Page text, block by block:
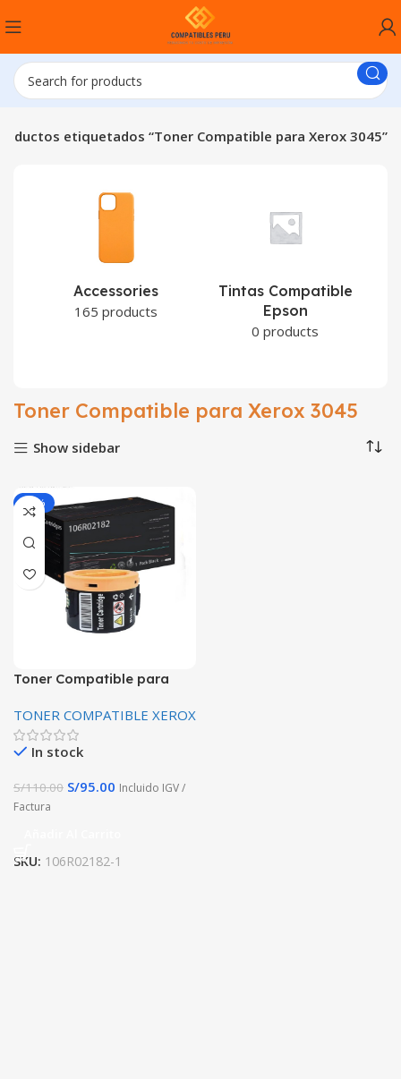
etiquetados “Toner Compatible para Xerox 3045”
Accessories
165 products
Tintas Compatible
Epson
0 products
Toner Compatible para Xerox 3045
Show sidebar
-14%
Toner Compatible para
Capacidad Premium
TONER COMPATIBLE XEROX
In stock
S/110.00 S/95.00 Incluido IGV /
Factura
SKU: 106R02182-1